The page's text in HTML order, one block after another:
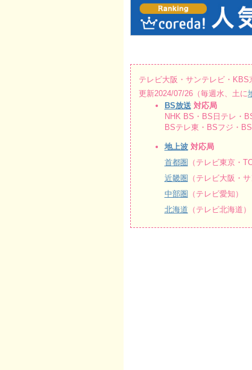
テレビ大阪・サンテレビ・
更新2024/07/26（毎週水、土に
BS放送対応局
NHK BS・BS日テレ・
BSテレ東・BSフジ・
地上波対応局
首都圏
（テレビ東京・
近畿圏
（テレビ大阪・
中部圏
（テレビ愛知）
北海道 （テレビ北海道）